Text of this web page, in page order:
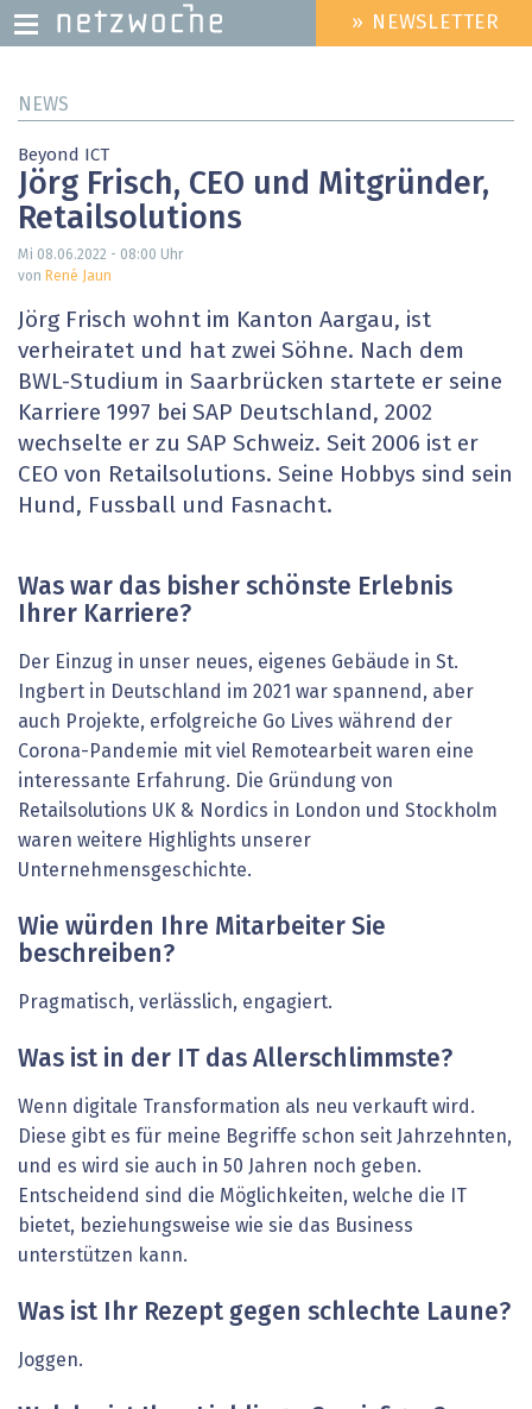
zum
HEADER
MENU
» NEWSLETTER
NEWS
Beyond ICT
Jörg Frisch, CEO und Mitgründer,
Retailsolutions
Mi 08.06.2022 - 08:00 Uhr
von René Jaun
Jörg Frisch wohnt im Kanton Aargau, ist
verheiratet und hat zwei Söhne. Nach dem
BWL-Studium in Saarbrücken startete er seine
Karriere 1997 bei SAP Deutschland, 2002
wechselte er zu SAP Schweiz. Seit 2006 ist er
CEO von Retailsolutions. Seine Hobbys sind sein
Hund, Fussball und Fasnacht.
Was war das bisher schönste Erlebnis
Ihrer Karriere?
Der Einzug in unser neues, eigenes Gebäude in St.
Ingbert in Deutschland im 2021 war spannend, aber
auch Projekte, erfolgreiche Go Lives während der
Corona-Pandemie mit viel Remotearbeit waren eine
interessante Erfahrung. Die Gründung von
Retailsolutions UK & Nordics in London und Stockholm
waren weitere Highlights unserer
Unternehmensgeschichte.
Wie würden Ihre Mitarbeiter Sie
beschreiben?
Pragmatisch, verlässlich, engagiert.
Was ist in der IT das Allerschlimmste?
Wenn digitale Transformation als neu verkauft wird.
Diese gibt es für meine Begriffe schon seit Jahrzehnten,
und es wird sie auch in 50 Jahren noch geben.
Entscheidend sind die Möglichkeiten, welche die IT
bietet, beziehungsweise wie sie das Business
unterstützen kann.
Was ist Ihr Rezept gegen schlechte Laune?
Joggen.